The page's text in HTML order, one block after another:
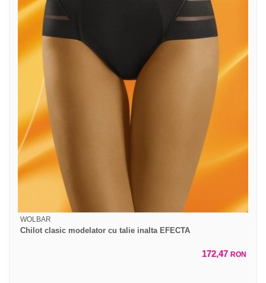
WOLBAR
Chilot clasic modelator cu talie inalta EFECTA
172,47 RON